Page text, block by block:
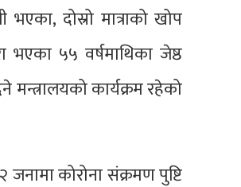
भएका, दोस्रो मात्राको खोप
भएका ५५ वर्षमाथिका जेष्ठ
मन्त्रालयको कार्यक्रम रहेको
कोरोना संक्रमण पुष्टि